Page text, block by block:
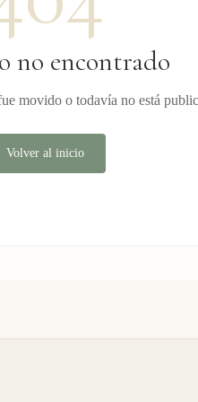
no encontrado
movido o todavía no está
Volver al inicio